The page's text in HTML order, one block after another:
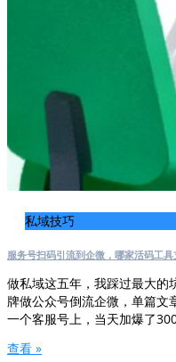
私域技巧
服务号扫码引流到企微，哪家活码工
做私域这五年，我踩过最大的
牌做公众号倒流企微，单篇文
一个客服号上，当天加爆了
查看 »